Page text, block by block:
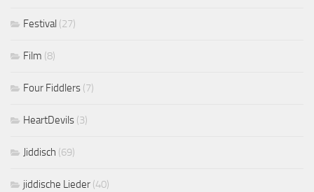
Festival (27)
Film (8)
Four Fiddlers (7)
HeartDevils (3)
Jiddisch (69)
jiddische Lieder (40)